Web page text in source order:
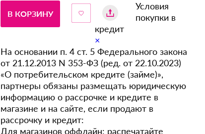
В КОРЗИНУ
Условия
покупки в
кредит
×
На основании п. 4 ст. 5 Федерального закона
от 21.12.2013 N 353-ФЗ (ред. от 22.10.2023)
«О потребительском кредите (займе)»,
партнеры обязаны размещать юридическую
информацию о рассрочке и кредите в
магазине и на сайте, если продают в
рассрочку и кредит:
Для магазинов оффлайн: распечатайте